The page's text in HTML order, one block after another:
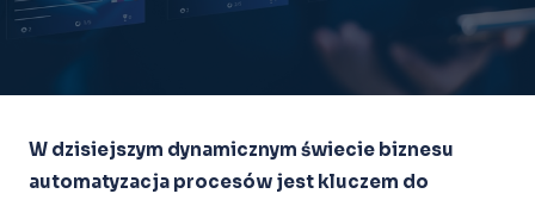
W dzisiejszym dynamicznym świecie biznesu
automatyzacja procesów jest kluczem do